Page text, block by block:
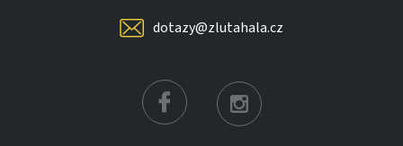
dotazy@zlutahala.cz